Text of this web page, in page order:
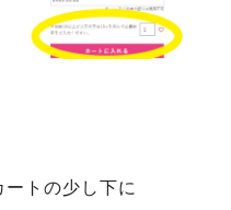
トの少し下に